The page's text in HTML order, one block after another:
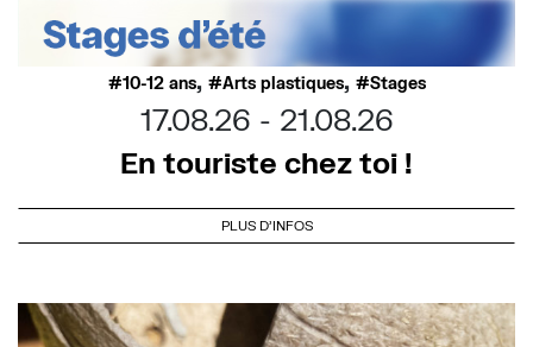
10-12 ans, Arts plastiques, Stages
17.08.26
21.08.26
En touriste chez toi !
PLUS D'INFOS